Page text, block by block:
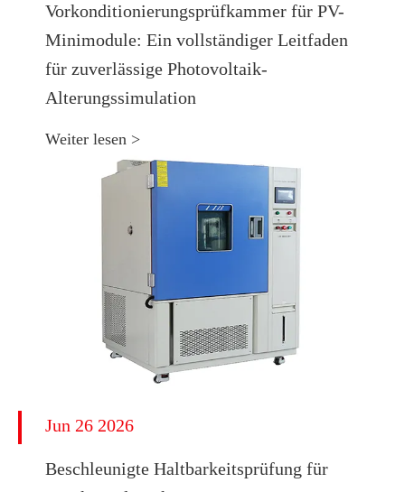
Vorkonditionierungsprüfkammer für PV-
Minimodule: Ein vollständiger Leitfaden
für zuverlässige Photovoltaik-
Alterungssimulation
Weiter lesen >
Jun 26 2026
Beschleunigte Haltbarkeitsprüfung für